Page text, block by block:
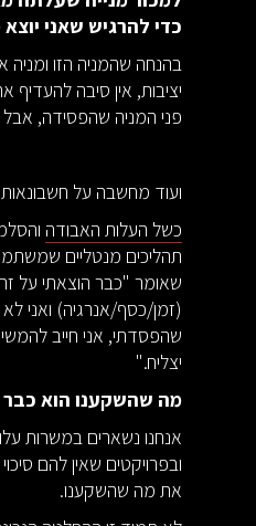
כדי להרגיש שאני יוצא
בהנחה שהמניה הזו ומניה
יציבות, אין סיבה להעדיף
פני המניה שהפסידה, אבל
ועוד מחשבה על
כשל העלות האבודה
תהליכים מנטליים
שאומר "כבר הוצאתי על
(זמן/כסף/אנרגיה) ואני
שהפסדתי, אני חייב
יצליח."
מה שהשקענו הוא
אנחנו נשארים במשרות
ובפרויקטים שאין להם
את מה שהשקענו.